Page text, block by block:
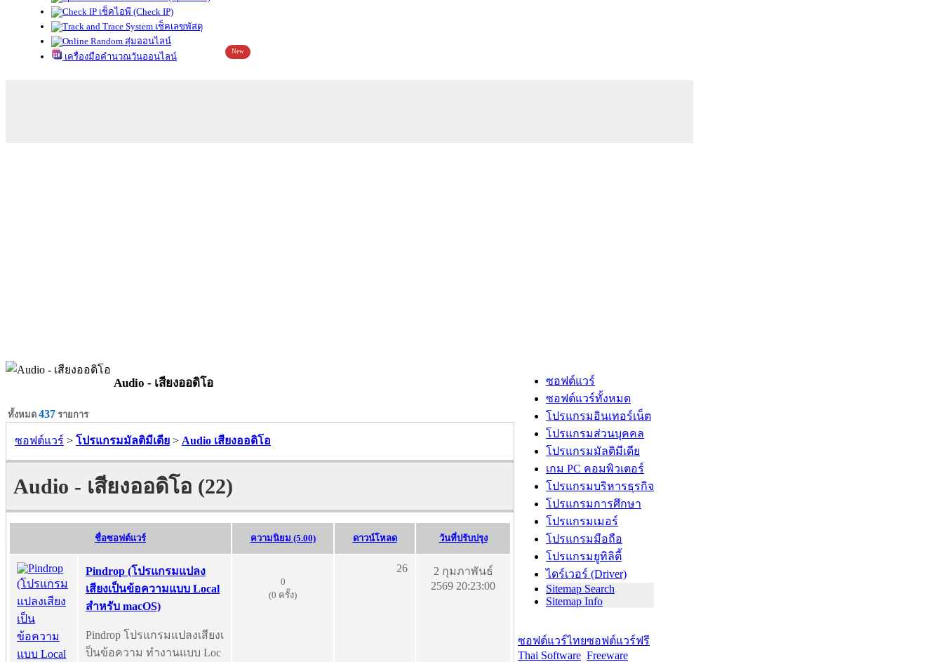
เช็คไอพี (Check IP)
เช็คเลขพัสดุ
สุ่มออนไลน์
เครื่องมือคำนวณวันออนไลน์
New
Audio - เสียงออดิโอ
ทั้งหมด 437 รายการ
ซอฟต์แวร์ > โปรแกรมมัลติมีเดีย > Audio เสียงออดิโอ
Audio - เสียงออดิโอ (22)
ชื่อซอฟต์แวร์ ความนิยม (5.00) ดาวน์โหลด วันที่ปรับปรุง
Pindrop (โปรแกรมแปลง
เสียงเป็นข้อความแบบ Local
สำหรับ macOS)
Pindrop โปรแกรมแปลงเสียงเ
ป็นข้อความ ทำงานแบบ Loc
0
(0 ครั้ง)
26
2 กุมภาพันธ์
2569 20:23:00
ซอฟต์แวร์
ซอฟต์แวร์ทั้งหมด
โปรแกรมอินเทอร์เน็ต
โปรแกรมส่วนบุคคล
โปรแกรมมัลติมีเดีย
เกม PC คอมพิวเตอร์
โปรแกรมบริหารธุรกิจ
โปรแกรมการศึกษา
โปรแกรมเมอร์
โปรแกรมมือถือ
โปรแกรมยูทิลิตี้
ไดร์เวอร์ (Driver)
Sitemap Search
Sitemap Info
ซอฟต์แวร์ไทย
Thai Software
ซอฟต์แวร์ฟรี
Freeware